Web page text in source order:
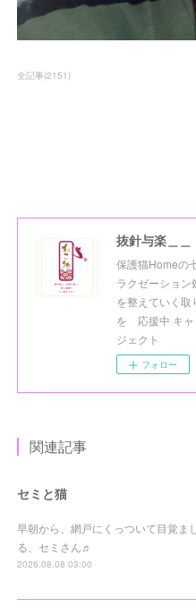
全記事(2151)
保護猫Homeの
ラクゼーション
を整えていく取
を 応援中 キ
ジェクト
フォロー
関連記事
セミと猫
早朝から、網戸にくっついて目覚ま
る、セミさん♬
2026.08.08 03:00